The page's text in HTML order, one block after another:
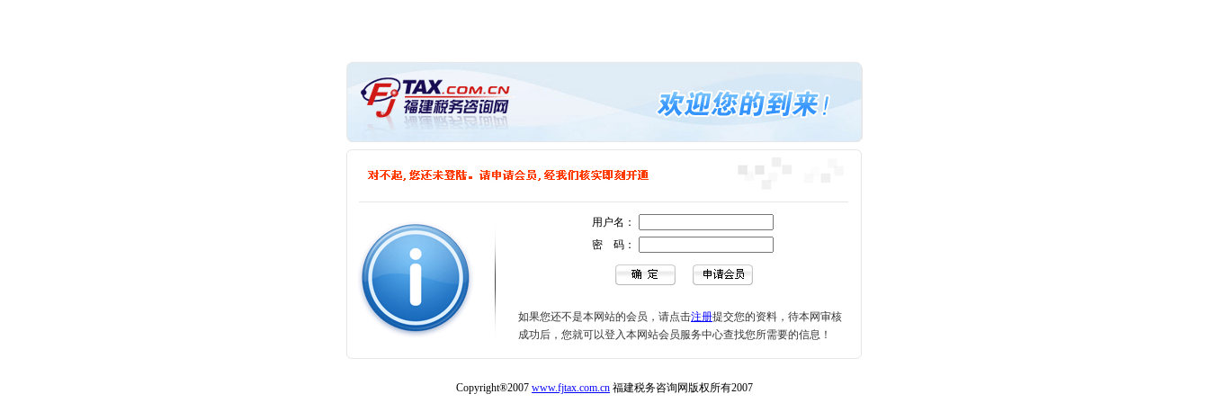
用户名：
密 码：
如果您还不是本网站的会员，请点击注册提交您的资料，待本网审核
成功后，您就可以登入本网站会员服务中心查找您所需要的信息！
Copyright®2007 www.fjtax.com.cn 福建税务咨询网版权所有2007